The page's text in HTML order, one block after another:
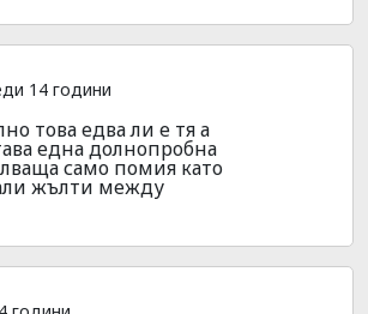
14 години
това едва ли е тя а
една долнопробна
само помия като
жълти между